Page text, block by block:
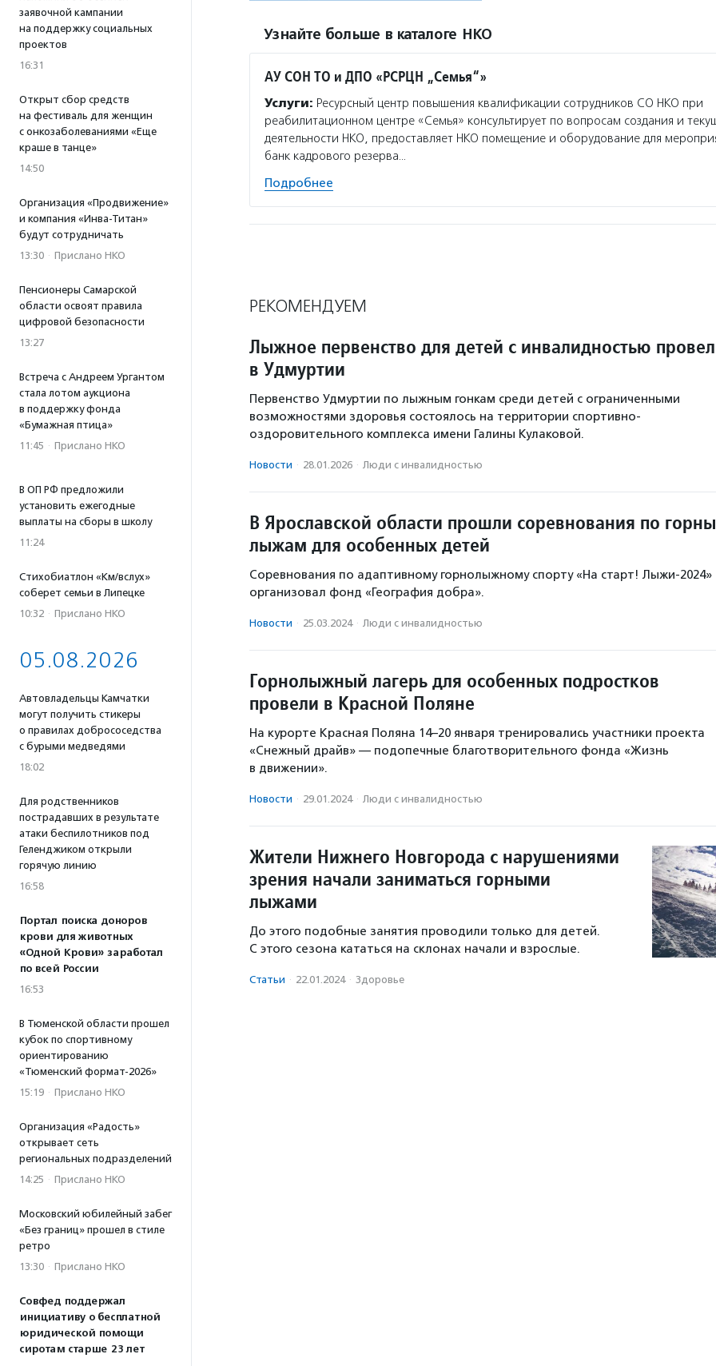
заявочной кампании
на поддержку социальных
проектов
16:31
Открыт сбор средств
на фестиваль для женщин
с онкозаболеваниями «Еще
краше в танце»
14:50
Организация «Продвижение»
и компания «Инва-Титан»
будут сотрудничать
13:30 · Прислано НКО
Пенсионеры Самарской
области освоят правила
цифровой безопасности
13:27
Встреча с Андреем Ургантом
стала лотом аукциона
в поддержку фонда
«Бумажная птица»
11:45 · Прислано НКО
В ОП РФ предложили
установить ежегодные
выплаты на сборы в школу
11:24
Стихобиатлон «Км/вслух»
соберет семьи в Липецке
10:32 · Прислано НКО
05.08.2026
Автовладельцы Камчатки
могут получить стикеры
о правилах добрососедства
с бурыми медведями
18:02
Для родственников
пострадавших в результате
атаки беспилотников под
Геленджиком открыли
горячую линию
16:58
Портал поиска доноров
крови для животных
«Одной Крови» заработал
по всей России
16:53
В Тюменской области прошел
кубок по спортивному
ориентированию
«Тюменский формат-2026»
15:19 · Прислано НКО
Организация «Радость»
открывает сеть
региональных подразделений
14:25 · Прислано НКО
Московский юбилейный забег
«Без границ» прошел в стиле
ретро
13:30 · Прислано НКО
Совфед поддержал
инициативу о бесплатной
юридической помощи
сиротам старше 23 лет
Узнайте больше в каталоге НКО
АУ СОН ТО и ДПО «РСРЦН „Семья“»
Услуги: Ресурсный центр повышения квалификации сотрудников СО НКО при
реабилитационном центре «Семья» консультирует по вопросам создания и
деятельности НКО, предоставляет НКО помещение и оборудование для
банк кадрового резерва…
Подробнее
РЕКОМЕНДУЕМ
Лыжное первенство для детей с инвалидностью
в Удмуртии
Первенство Удмуртии по лыжным гонкам среди детей с ограниченными
возможностями здоровья состоялось на территории спортивно-
оздоровительного комплекса имени Галины Кулаковой.
Новости · 28.01.2026 · Люди с инвалидностью
В Ярославской области прошли соревнования по
лыжам для особенных детей
Соревнования по адаптивному горнолыжному спорту «На старт! Лыжи-2024»
организовал фонд «География добра».
Новости · 25.03.2024 · Люди с инвалидностью
Горнолыжный лагерь для особенных подростков
провели в Красной Поляне
На курорте Красная Поляна 14–20 января тренировались участники проекта
«Снежный драйв» — подопечные благотворительного фонда «Жизнь
в движении».
Новости · 29.01.2024 · Люди с инвалидностью
Жители Нижнего Новгорода с нарушениями
зрения начали заниматься горными
лыжами
До этого подобные занятия проводили только для детей.
С этого сезона кататься на склонах начали и взрослые.
Статьи · 22.01.2024 · Здоровье